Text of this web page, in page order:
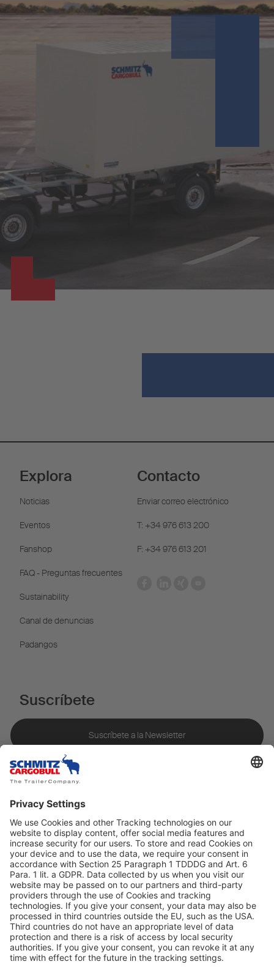
Explora
Noticias
Eventos
Fanshop
FAQ - Preguntas frecuentes
Sustainability
Canal de denuncias
Padangos
Contacto
Enviar correo electrónico
T: +34 976 613 200
F: +34 976 613 201
Suscríbete